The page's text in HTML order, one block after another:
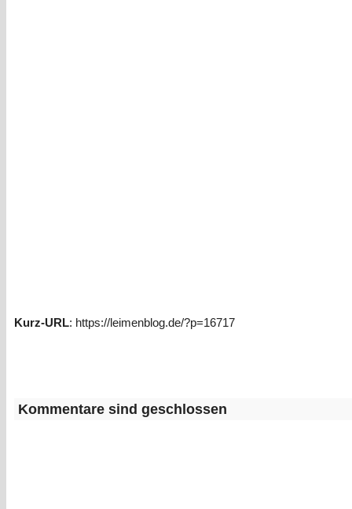
Kurz-URL: https://leimenblog.de/?p=16717
Kommentare sind geschlossen